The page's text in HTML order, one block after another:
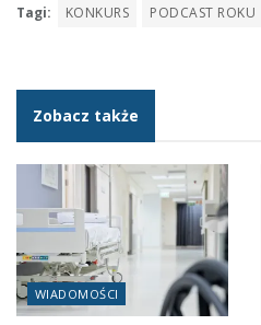
Tagi: KONKURS PODCAST ROKU
Zobacz także
WIADOMOŚCI